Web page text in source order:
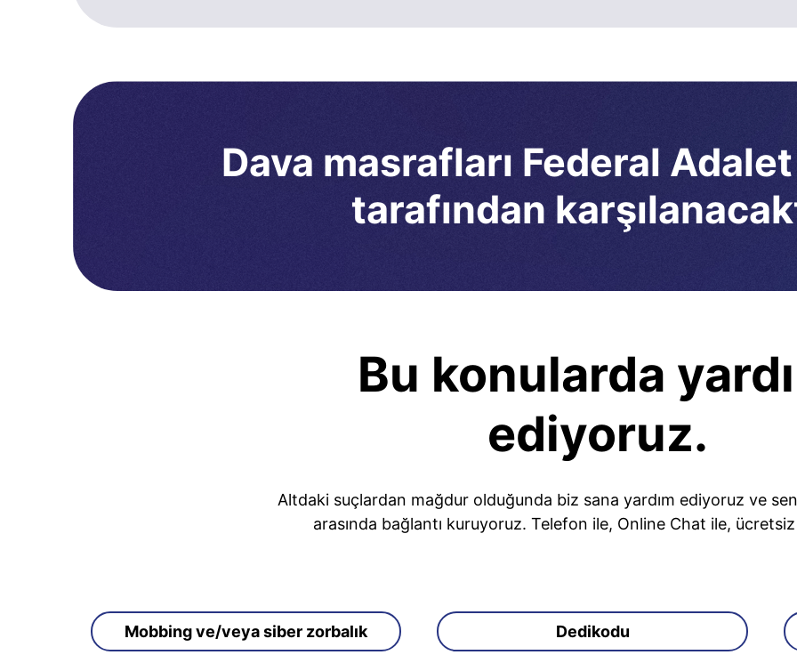
Dava masrafları Federal Adalet
tarafından
Bu konularda
ediyoruz.
Altdaki suçlardan mağdur olduğunda biz sana yardım ediyoruz ve
arasında bağlantı kuruyoruz. Telefon ile, Online Chat ile,
Mobbing ve/veya siber zorbalık Dedikodu